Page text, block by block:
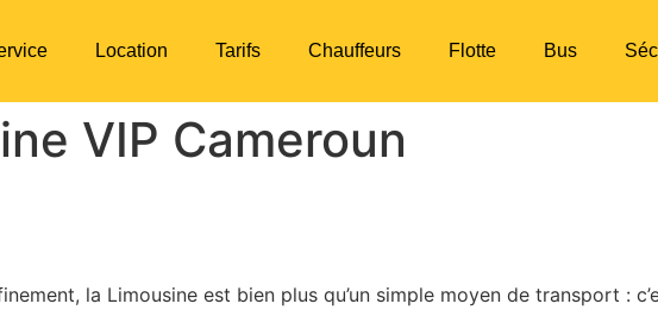
Location Tarifs Chauffeurs Flotte Bus
VIP Cameroun
la Limousine est bien plus qu’un simple moyen de transport :